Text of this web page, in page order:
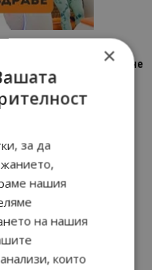
от…”: Петрич – Изживяване
от…”: Пловдив, градът на
и вдъхновяващите...
×
за да
нашия
на нашия
които